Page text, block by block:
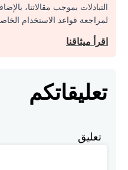
التبادلات بموجب مقالاتنا،
لمراجعة قواعد الاستخدام
اقرأ ميثاقنا
تعليقاتكم
تعليق